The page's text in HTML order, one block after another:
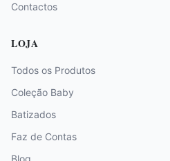
Contactos
LOJA
Todos os Produtos
Coleção Baby
Batizados
Faz de Contas
Blog